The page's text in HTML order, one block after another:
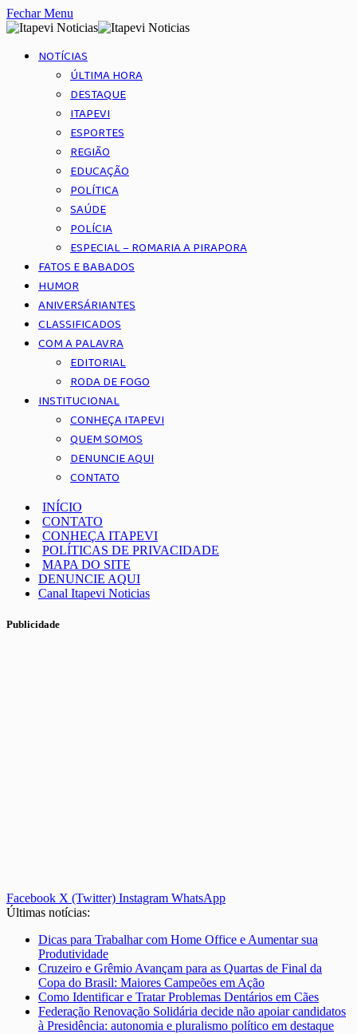
Fechar Menu
NOTÍCIAS
ÚLTIMA HORA
DESTAQUE
ITAPEVI
ESPORTES
REGIÃO
EDUCAÇÃO
POLÍTICA
SAÚDE
POLÍCIA
ESPECIAL – ROMARIA A PIRAPORA
FATOS E BABADOS
HUMOR
ANIVERSÁRIANTES
CLASSIFICADOS
COM A PALAVRA
EDITORIAL
RODA DE FOGO
INSTITUCIONAL
CONHEÇA ITAPEVI
QUEM SOMOS
DENUNCIE AQUI
CONTATO
INÍCIO
CONTATO
CONHEÇA ITAPEVI
POLÍTICAS DE PRIVACIDADE
MAPA DO SITE
DENUNCIE AQUI
Canal Itapevi Noticias
Publicidade
Facebook X (Twitter) Instagram WhatsApp
Últimas notícias:
Dicas para Trabalhar com Home Office e Aumentar sua
Produtividade
Cruzeiro e Grêmio Avançam para as Quartas de Final da
Copa do Brasil: Maiores Campeões em Ação
Como Identificar e Tratar Problemas Dentários em Cães
Federação Renovação Solidária decide não apoiar candidatos
à Presidência: autonomia e pluralismo político em destaque